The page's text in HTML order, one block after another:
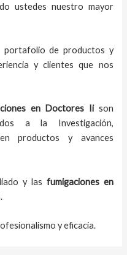
ustedes nuestro mayor
portafolio de productos y
y clientes que nos
en Doctores Ii son
a la Investigación,
en productos y avances
y las fumigaciones en
y eficacia.